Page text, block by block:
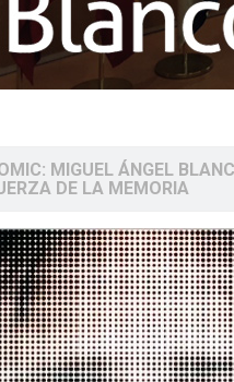
MIGUEL ÁNGEL
DE LA MEMORIA